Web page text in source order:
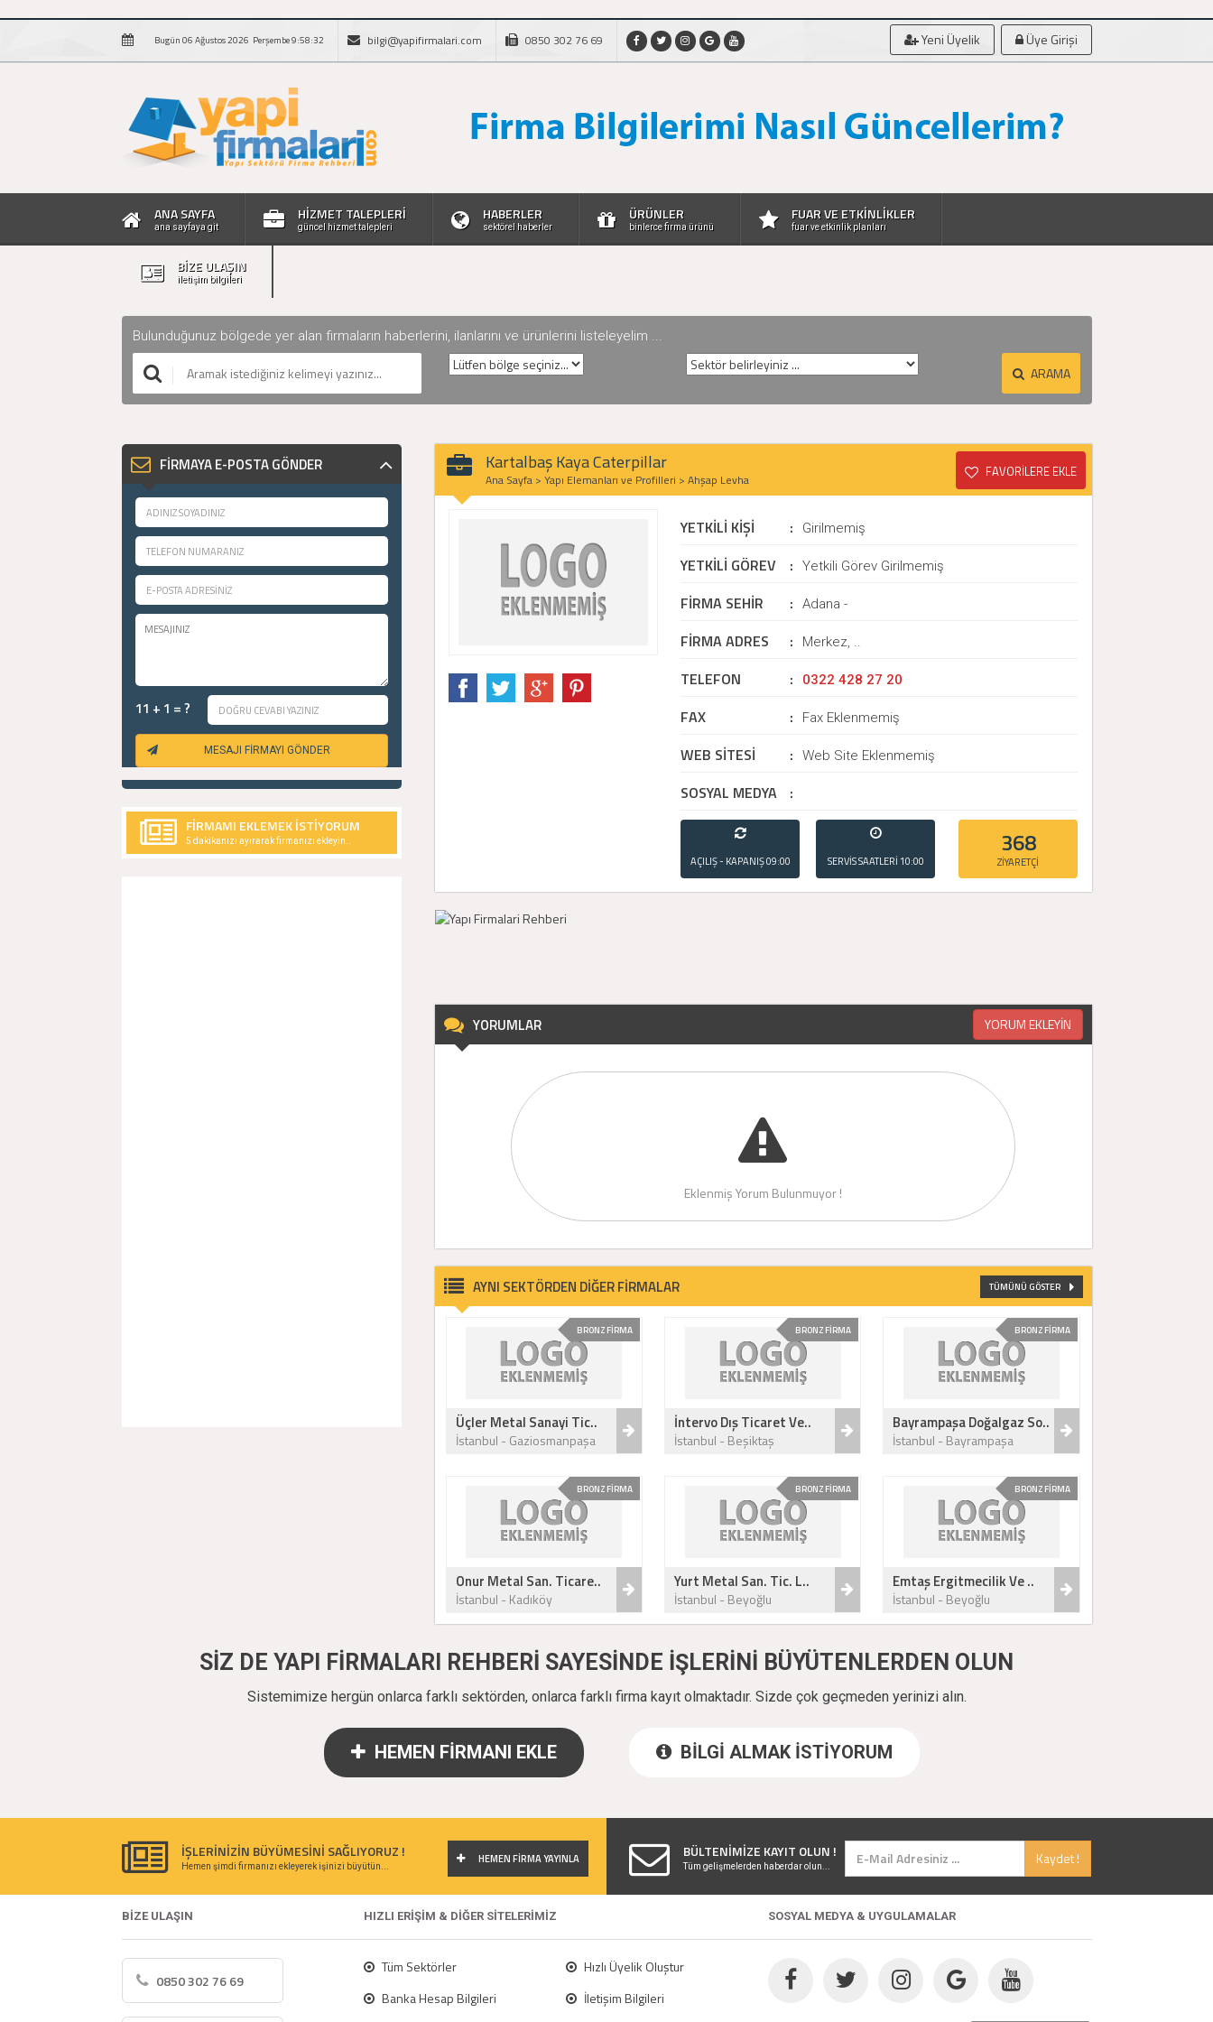
Bugün 06 Ağustos 2026 Perşembe 9:58:33 bilgi@yapifirmalari.com 0850 302 76 69 Yeni Üyelik Üye Girişi
ANA SAYFA
ana sayfaya git
HİZMET TALEPLERİ
güncel hizmet talepleri
HABERLER
sektörel haberler
ÜRÜNLER
binlerce firma ürünü
FUAR VE ETKİNLİKLER
fuar ve etkinlik planları
BİZE ULAŞIN
iletişim bilgileri
Bulunduğunuz bölgede yer alan firmaların haberlerini, ilanlarını ve ürünlerini listeleyelim ...
ARAMA
FİRMAYA E-POSTA GÖNDER
11 + 1 = ?
MESAJI FİRMAYI GÖNDER
FİRMAMI EKLEMEK İSTİYORUM
5 dakikanızı ayırarak firmanızı ekleyin..
Kartalbaş Kaya Caterpillar
Ana Sayfa > Yapı Elemanları ve Profilleri > Ahşap Levha FAVORİLERE EKLE
YETKİLİ KİŞİ : Girilmemiş
YETKİLİ GÖREV : Yetkili Görev Girilmemiş
FİRMA SEHİR : Adana -
FİRMA ADRES : Merkez, ..
TELEFON : 0322 428 27 20
FAX : Fax Eklenmemiş
WEB SİTESİ : Web Site Eklenmemiş
SOSYAL MEDYA :
AÇILIŞ - KAPANIŞ09:00
- 21:00
SERVİS SAATLERİ 10:00
- 20:00
368
ZİYARETÇİ
YORUMLAR YORUM EKLEYİN
Eklenmiş Yorum Bulunmuyor !
AYNI SEKTÖRDEN DİĞER FİRMALAR TÜMÜNÜ GÖSTER
BRONZ FİRMA
Üçler Metal Sanayi Tic..
İstanbul - Gaziosmanpaşa
BRONZ FİRMA
İntervo Dış Ticaret Ve..
İstanbul - Beşiktaş
BRONZ FİRMA
Bayrampaşa Doğalgaz So..
İstanbul - Bayrampaşa
BRONZ FİRMA
Onur Metal San. Ticare..
İstanbul - Kadıköy
BRONZ FİRMA
Yurt Metal San. Tic. L..
İstanbul - Beyoğlu
BRONZ FİRMA
Emtaş Ergitmecilik Ve ..
İstanbul - Beyoğlu
SİZ DE YAPI FİRMALARI REHBERİ SAYESİNDE İŞLERİNİ BÜYÜTENLERDEN OLUN
Sistemimize hergün onlarca farklı sektörden, onlarca farklı firma kayıt olmaktadır. Sizde çok geçmeden yerinizi alın.
HEMEN FİRMANI EKLE BİLGİ ALMAK İSTİYORUM
İŞLERİNİZİN BÜYÜMESİNİ SAĞLIYORUZ ! HEMEN FİRMA YAYINLA
Hemen şimdi firmanızı ekleyerek işinizi büyütün...
BÜLTENİMİZE KAYIT OLUN ! Kaydet !
Tüm gelişmelerden haberdar olun...
BİZE ULAŞIN HIZLI ERİŞİM & DİĞER SİTELERİMİZ SOSYAL MEDYA & UYGULAMALAR
0850 302 76 69
Tüm Sektörler
Hızlı Üyelik Oluştur
Banka Hesap Bilgileri
İletişim Bilgileri